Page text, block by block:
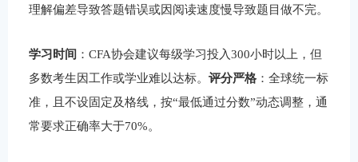
理解偏差导致答题错误或因阅读速度慢导致题目做不完。
学习时间 ：CFA协会建议每级学习投入300小时以上，但
多数考生因工作或学业难以达标。评分严格 ：全球统一标
准，且不设固定及格线，按“最低通过分数”动态调整，通
常要求正确率大于70%。